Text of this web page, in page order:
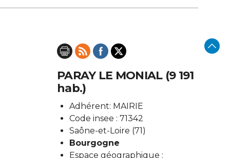
PARAY LE MONIAL (9 191
hab.)
Adhérent: MAIRIE
Code insee : 71342
Saône-et-Loire (71)
Bourgogne
Espace géographique :